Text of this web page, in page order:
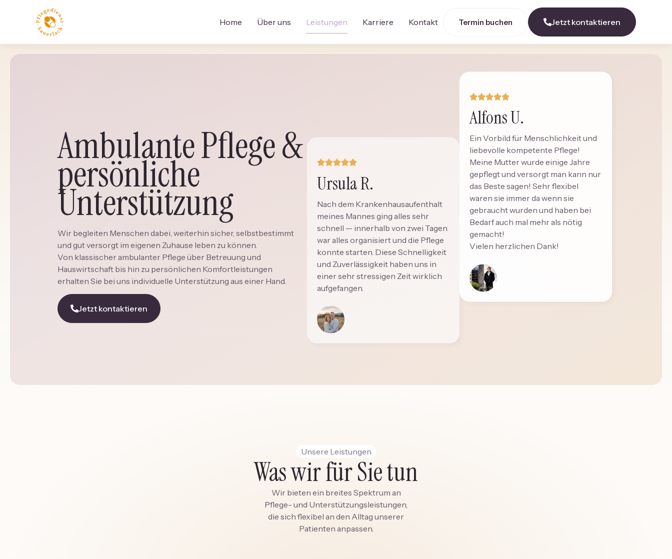
Home Über uns Leistungen Karriere Kontakt Termin buchen Jetzt kontaktieren
Ambulante Pflege &
persönliche
Unterstützung
Wir begleiten Menschen dabei, weiterhin sicher, selbstbestimmt
und gut versorgt im eigenen Zuhause leben zu können.
Von klassischer ambulanter Pflege über Betreuung und
Hauswirtschaft bis hin zu persönlichen Komfortleistungen
erhalten Sie bei uns individuelle Unterstützung aus einer Hand.
Jetzt kontaktieren
Ursula R.
Nach dem Krankenhausaufenthalt
meines Mannes ging alles sehr
schnell — innerhalb von zwei Tagen
war alles organisiert und die Pflege
konnte starten. Diese Schnelligkeit
und Zuverlässigkeit haben uns in
einer sehr stressigen Zeit wirklich
aufgefangen.
Alfons U.
Ein Vorbild für Menschlichkeit und
liebevolle kompetente Pflege!
Meine Mutter wurde einige Jahre
gepflegt und versorgt man kann nur
das Beste sagen! Sehr flexibel
waren sie immer da wenn sie
gebraucht wurden und haben bei
Bedarf auch mal mehr als nötig
gemacht!
Vielen herzlichen Dank!
Unsere Leistungen
Was wir für Sie tun
Wir bieten ein breites Spektrum an
Pflege- und Unterstützungsleistungen,
die sich flexibel an den Alltag unserer
Patienten anpassen.